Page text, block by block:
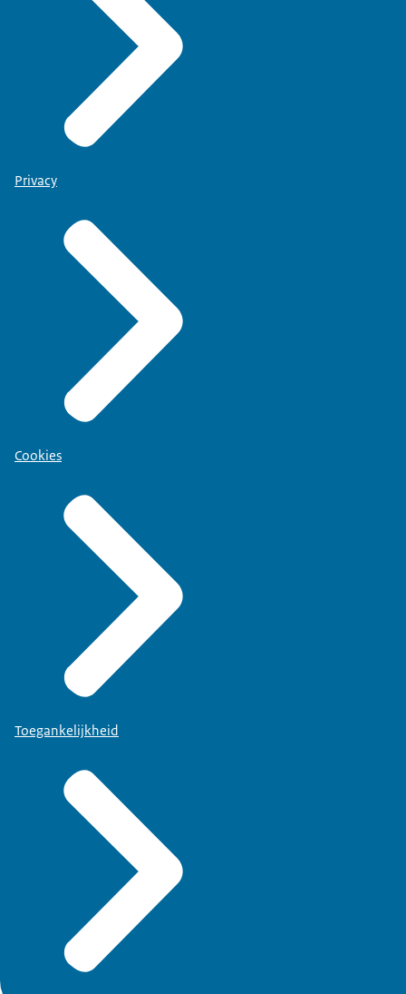
Privacy
Cookies
Toegankelijkheid